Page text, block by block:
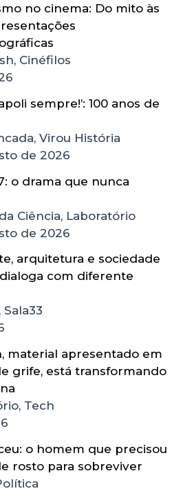
no cinema: Do mito às
Cinéfilos
sempre!’: 100 anos de
Virou História
de 2026
o drama que nunca
Ciência, Laboratório
de 2026
arquitetura e sociedade
com diferente
material apresentado em
grife, está transformando
Tech
o homem que precisou
rosto para sobreviver